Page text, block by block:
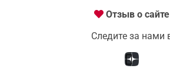
Отзыв о сайте
Следите за нами